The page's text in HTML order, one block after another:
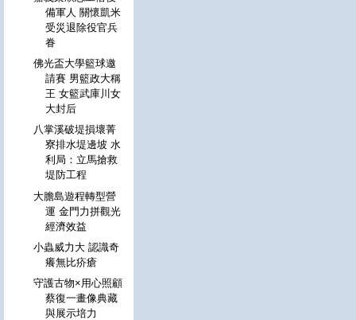
備軍人 關懷凱米
受災退除役官兵
眷
佛光盃大學籃球邀
請賽 男籃政大稱
王 女籃武庫川女
大封后
八掌溪破堤損壞菁
寮排水堤邊坡 水
利局：立馬搶救
堤防工程
大膽島遊程轉型營
運 金門力拼觀光
經濟效益
小蟲威力大 認識奇
癢無比疥瘡
守護古物×用心照顧
蔡復一畫像典藏
與展示培力